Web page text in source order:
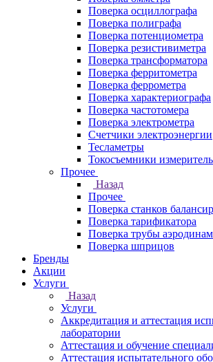
Поверка осциллографа
Поверка полиграфа
Поверка потенциометра
Поверка резистивиметра
Поверка трансформатора
Поверка ферритометра
Поверка феррометра
Поверка характериографа
Поверка частотомера
Поверка электрометра
Счетчики электроэнергии
Тесламетры
Токосъемники
Прочее
Назад
Прочее
Поверка станков
Поверка тарификатора
Поверка трубы
Поверка шприцов
Бренды
Акции
Услуги
Назад
Услуги
Аккредитация и аттестация
лаборатории
Аттестация и обучение
Аттестация испытательного